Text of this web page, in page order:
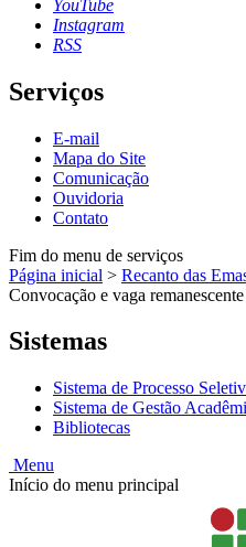
YouTube
Instagram
RSS
Serviços
E-mail
Mapa do Site
Comunicação
Ouvidoria
Contato
Fim do menu de serviços
Página inicial > Recanto das
Convocação e vaga
Sistemas
Sistema de Processo
Sistema de Gestão
Bibliotecas
Menu
Início do menu principal